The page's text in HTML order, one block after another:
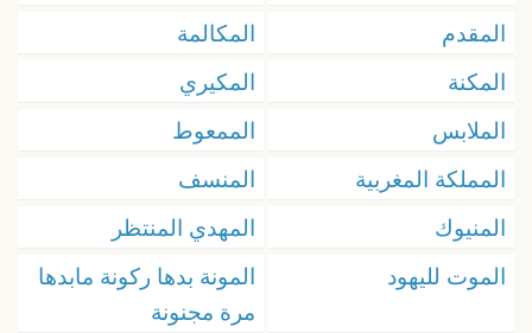
المقدم
المكالمة
المكنة
المكيري
الملابس
الممعوط
المملكة المغربية
المنسف
المنيوك
المهدي المنتظر
الموت لليهود
المونة بدها ركونة مابدها
مرة مجنونة